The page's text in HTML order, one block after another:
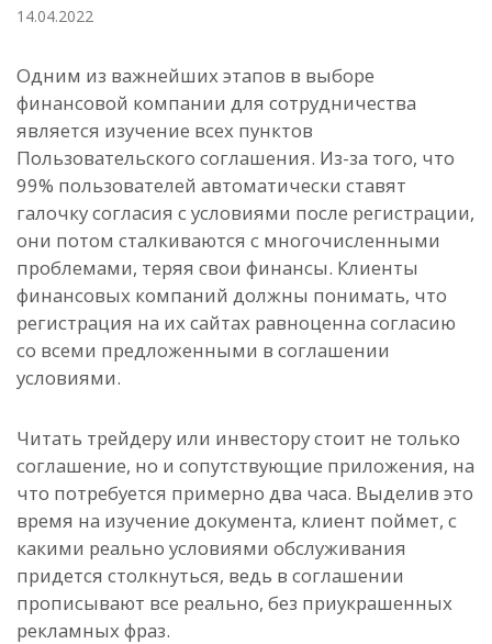
14.04.2022
Одним из важнейших этапов в выборе
финансовой компании для сотрудничества
является изучение всех пунктов
Пользовательского соглашения. Из-за того, что
99% пользователей автоматически ставят
галочку согласия с условиями после регистрации,
они потом сталкиваются с многочисленными
проблемами, теряя свои финансы. Клиенты
финансовых компаний должны понимать, что
регистрация на их сайтах равноценна согласию
со всеми предложенными в соглашении
условиями.
Читать трейдеру или инвестору стоит не только
соглашение, но и сопутствующие приложения, на
что потребуется примерно два часа. Выделив это
время на изучение документа, клиент поймет, с
какими реально условиями обслуживания
придется столкнуться, ведь в соглашении
прописывают все реально, без приукрашенных
рекламных фраз.